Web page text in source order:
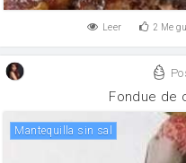
Leer 2 Me
Fondue de
mantequilla sin sal